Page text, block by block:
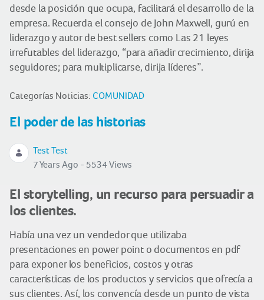
desde la posición que ocupa, facilitará el desarrollo de la
empresa. Recuerda el consejo de John Maxwell, gurú en
liderazgo y autor de best sellers como Las 21 leyes
irrefutables del liderazgo, “para añadir crecimiento, dirija
seguidores; para multiplicarse, dirija líderes”.
Categorías Noticias: COMUNIDAD
El poder de las historias
Test Test
7 Years Ago - 5534 Views
El storytelling, un recurso para persuadir a
los clientes.
Había una vez un vendedor que utilizaba
presentaciones en power point o documentos en pdf
para exponer los beneficios, costos y otras
características de los productos y servicios que ofrecía a
sus clientes. Así, los convencía desde un punto de vista